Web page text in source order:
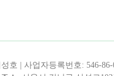
호 | 사업자등록번호: 546-